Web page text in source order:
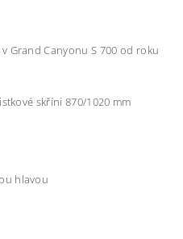
Grand Canyonu S 700 od roku
skříni 870/1020 mm
hlavou